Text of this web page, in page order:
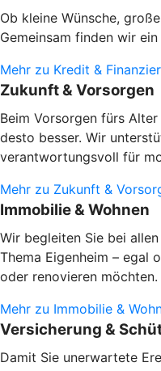
Ob kleine Wünsche,
Gemeinsam finden wir
Mehr zu Kredit &
Zukunft & Vorsorgen
Beim Vorsorgen fürs
desto besser. Wir
verantwortungsvoll für
Mehr zu Zukunft &
Immobilie & Wohnen
Wir begleiten Sie bei
Thema Eigenheim – egal
oder renovieren möchten.
Mehr zu Immobilie &
Versicherung &
Damit Sie unerwartete